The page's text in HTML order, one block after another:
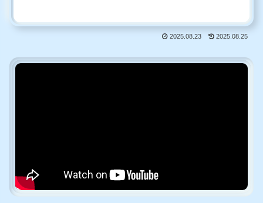
2025.08.23 2025.08.25